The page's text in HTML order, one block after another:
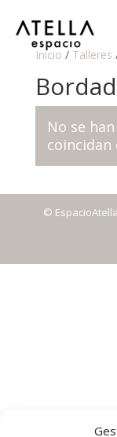
Inicio / Talleres
No se
coincidan
©